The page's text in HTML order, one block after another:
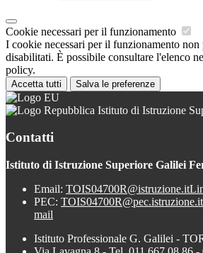
Cookie necessari per il funzionamento
I cookie necessari per il funzionamento non
disabilitati. È possibile consultare l'elenco
policy.
Accetta tutti Salva le preferenze
Istituto di Istruzione
Contatti
Istituto di Istruzione Superiore Galilei
Email: TOIS04700R@istruzione.it
PEC: TOIS04700R@pec.istruzione.it
mail
Istituto Professionale G. Galilei -